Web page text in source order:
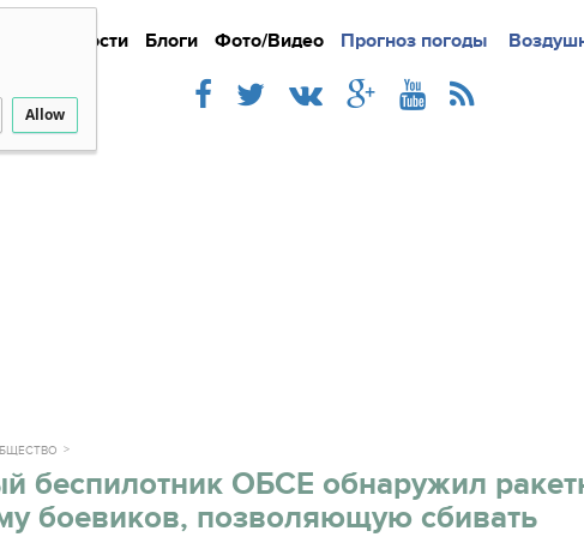
Allow
Новости Блоги Фото/Видео Прогноз погоды
Подробно Новости
беспилотник ОБСЕ обнаружил
боевиков, позволяющую сбивать